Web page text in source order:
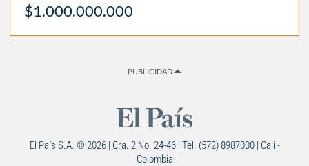
$1.000.000.000
PUBLICIDAD
El País S.A. © 2026 | Cra. 2 No. 24-46 | Tel. (572) 8987000 | Cali -
Colombia